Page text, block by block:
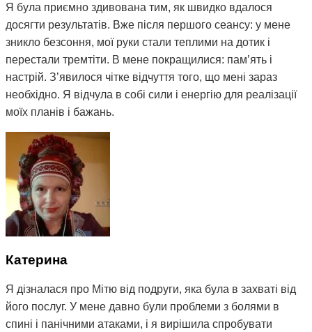
Я була приємно здивована тим, як швидко вдалося
досягти результатів. Вже після першого сеансу: у мене
зникло безсоння, мої руки стали теплими на дотик і
перестали тремтіти. В мене покращилися: памʼять і
настрій. Зʼявилося чітке відчуття того, що мені зараз
необхідно. Я відчула в собі сили і енергію для реалізації
моїх планів і бажань.
Особливо вражає індивідуальний підхід цього лікаря та
увага до всіх деталей. Він не лише допоміг мені з
поточними проблемами, але й надав корисні
рекомендації щодо підтримки здоров'я та
психологічного стану в майбутньому. Я дуже
задоволена результатами і рекомендую цього
лікування !
Катерина
Я дізналася про Мітю від подруги, яка була в захваті від
його послуг. У мене давно були проблеми з болями в
спині і панічними атаками, і я вирішила спробувати